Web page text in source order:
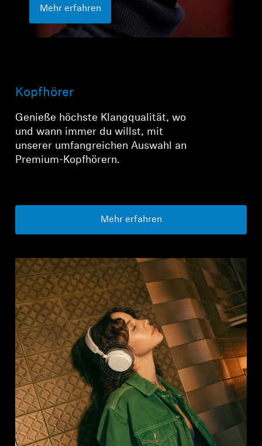
Mehr erfahren
Kopfhörer
Genieße höchste Klangqualität, wo
und wann immer du willst, mit
unserer umfangreichen Auswahl an
Premium-Kopfhörern.
Mehr erfahren
Anmeldung erforderlich
Melden Sie sich bei Ihrem Konto an, um
Produkte zu Ihrer Wunschliste hinzuzufügen und
Ihre zuvor gespeicherten Artikel anzuzeigen.